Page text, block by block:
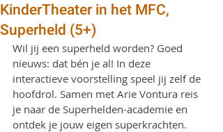
KinderTheater in het MFC,
Superheld (5+)
Wil jij een superheld worden? Goed
nieuws: dat bén je al! In deze
interactieve voorstelling speel jij zelf de
hoofdrol. Samen met Arie Vontura reis
je naar de Superhelden-academie en
ontdek je jouw eigen superkrachten.